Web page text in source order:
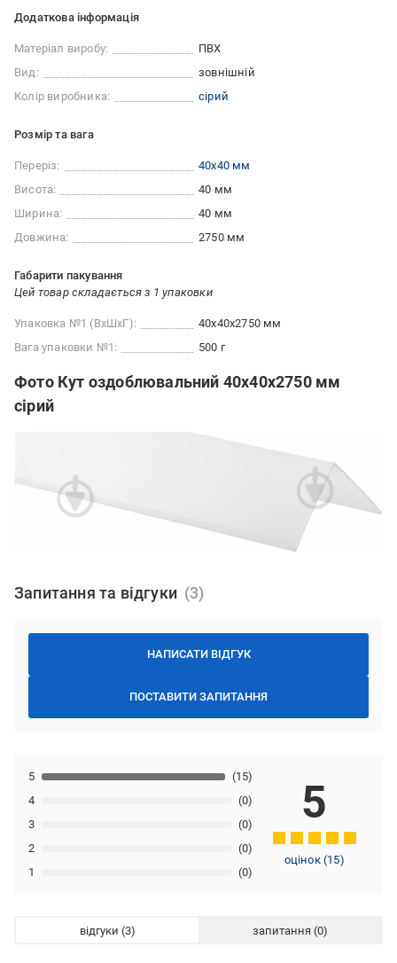
Додаткова інформація
Матеріал виробу:
ПВХ
Вид:
зовнішній
Колір виробника:
сірий
Розмір та вага
Переріз:
40x40 мм
Висота:
40 мм
Ширина:
40 мм
Довжина:
2750 мм
Габарити пакування
Цей товар складається з 1 упаковки
Упаковка №1 (ВхШхГ):
40x40x2750 мм
Вага упаковки №1:
500 г
Фото Кут оздоблювальний 40x40x2750 мм
сірий
Запитання та відгуки
НАПИСАТИ ВІДГУК
ПОСТАВИТИ ЗАПИТАННЯ
1 (0)
2 (0)
3 (0)
4 (0)
5 (15)
5
оцінок (15)
відгуки запитання